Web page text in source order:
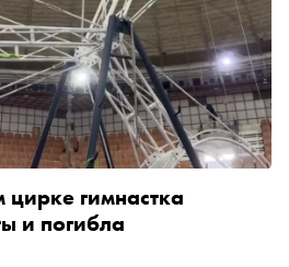
цирке гимнастка
и погибла